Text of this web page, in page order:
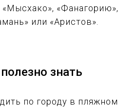
«Мысхако», «Фанагорию»,
или «Аристов».
знать
по городу в пляжном